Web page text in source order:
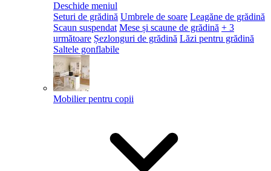
Deschide meniul
Seturi de grădină Umbrele de soare Leagăne de grădină
Scaun suspendat Mese și scaune de grădină + 3
următoare Șezlonguri de grădină Lăzi pentru grădină
Saltele gonflabile
Mobilier pentru copii